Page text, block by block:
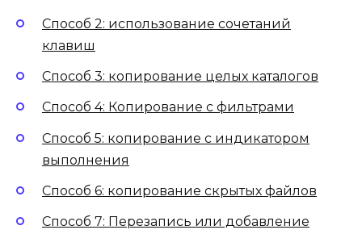
Способ 2: использование сочетаний
клавиш
Способ 3: копирование целых каталогов
Способ 4: Копирование с фильтрами
Способ 5: копирование с индикатором
выполнения
Способ 6: копирование скрытых файлов
Способ 7: Перезапись или добавление